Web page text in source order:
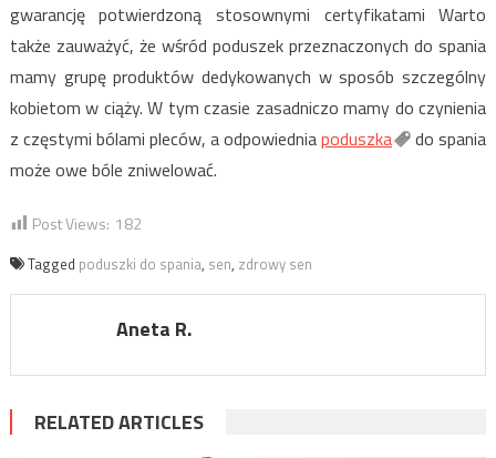
gwarancję potwierdzoną stosownymi certyfikatami Warto
także zauważyć, że wśród poduszek przeznaczonych do spania
mamy grupę produktów dedykowanych w sposób szczególny
kobietom w ciąży. W tym czasie zasadniczo mamy do czynienia
z częstymi bólami pleców, a odpowiedniapoduszka
do spania
może owe bóle zniwelować.
Post Views: 182
Tagged poduszki do spania, sen, zdrowy sen
Aneta R.
RELATED ARTICLES